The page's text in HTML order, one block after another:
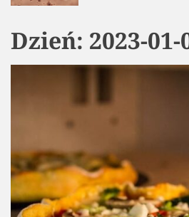
Dzień: 2023-01-